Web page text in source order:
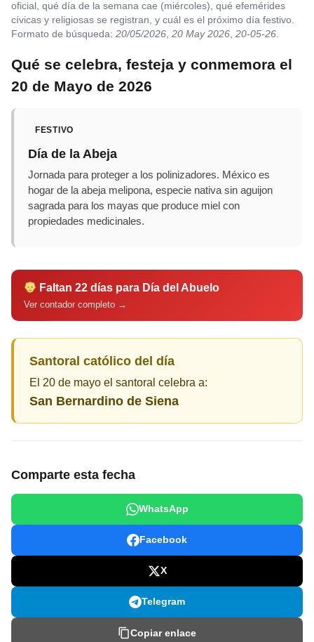
oficial, qué día de la semana cae (miércoles), qué efemérides
cívicas y religiosas se registran, y cuál es el próximo día festivo.
Formato de búsqueda: 20/05/2026, 20 May 2026, 20-05-26.
Qué se celebra, festeja y conmemora el
20 de Mayo de 2026
FESTIVO
Día de la Abeja
Jornada para proteger a los polinizadores. México es
hogar de la abeja melipona, especie nativa sin aguijon
sagrada para los mayas que produce miel con
propiedades medicinales.
Faltan 22 días para Día del Abuelo
Ver contador completo →
Santoral católico del día
El 20 de mayo el santoral celebra a:
San Bernardino de Siena
Comparte esta fecha
WhatsApp
Facebook
X
Telegram
Copiar enlace